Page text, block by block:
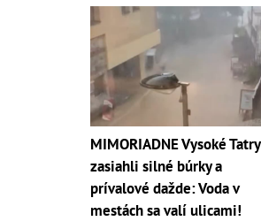
MIMORIADNE Vysoké Tatry
zasiahli silné búrky a
prívalové dažde: Voda v
mestách sa valí ulicami!